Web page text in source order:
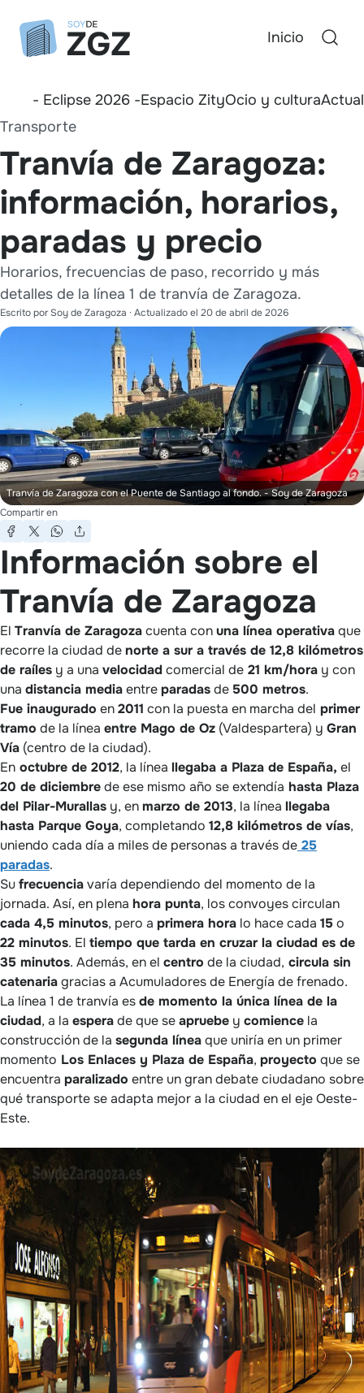
Inicio
- Eclipse 2026 -Espacio ZityOcio y cultura
Transporte
Tranvía de Zaragoza:
información, horarios,
paradas y precio
Horarios, frecuencias de paso, recorrido y más
detalles de la línea 1 de tranvía de Zaragoza.
Escrito porSoy de Zaragoza · Actualizado el 20 de abril de 2026
Tranvía de Zaragoza con el Puente de Santiago al fondo.- Soy de Zaragoza
Compartir en
Información sobre el
Tranvía de Zaragoza
El Tranvía de Zaragozacuenta conuna línea operativaque
recorre la ciudad denorte a sur a través de 12,8 kilómetros
de raíles y a una velocidadcomercial de 21 km/hora y con
una distancia mediaentreparadasde 500 metros.
Fue inaugurado en2011 con la puesta en marcha del primer
tramo de la línea entre Mago de Oz (Valdespartera) y Gran
Vía (centro de la ciudad).
En octubre de 2012, la línea llegaba a Plaza de España, el
20 de diciembrede ese mismo año se extendía hasta Plaza
del Pilar-Murallas y, enmarzo de 2013, la línea llegaba
hasta Parque Goya, completando 12,8 kilómetros de vías,
uniendo cada día a miles de personas a través de 25
paradas.
Sufrecuenciavaría dependiendo del momento de la
jornada. Así, en plena hora punta, los convoyes circulan
cada 4,5 minutos, pero a primera hora lo hace cada 15o
22 minutos. El tiempo que tarda en cruzar la ciudad es de
35 minutos. Además, en el centro de la ciudad, circula sin
catenariagracias a Acumuladores de Energía de frenado.
La línea 1 de tranvía esde momento la única línea de la
ciudad, a la esperade que seapruebe y comience la
construcción de la segunda líneaque uniría en un primer
momento Los Enlaces y Plaza de España, proyecto que se
encuentra paralizado entre un gran debate ciudadano sobre
qué transporte se adapta mejor a la ciudad en el eje Oeste-
Este.